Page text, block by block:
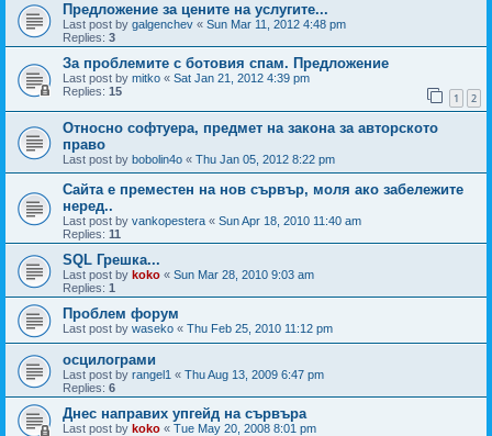
Предложение за цените на услугите...
Last post by galgenchev « Sun Mar 11, 2012 4:48 pm
Replies: 3
За проблемите с ботовия спам. Предложение
Last post by mitko « Sat Jan 21, 2012 4:39 pm
Replies: 15 1 2
Относно софтуера, предмет на закона за авторското
право
Last post by bobolin4o « Thu Jan 05, 2012 8:22 pm
Сайта е преместен на нов сървър, моля ако забележите
неред..
Last post by vankopestera « Sun Apr 18, 2010 11:40 am
Replies: 11
SQL Грешка...
Last post by koko « Sun Mar 28, 2010 9:03 am
Replies: 1
Проблем форум
Last post by waseko « Thu Feb 25, 2010 11:12 pm
осцилограми
Last post by rangel1 « Thu Aug 13, 2009 6:47 pm
Replies: 6
Днес направих упгейд на сървъра
Last post by koko « Tue May 20, 2008 8:01 pm